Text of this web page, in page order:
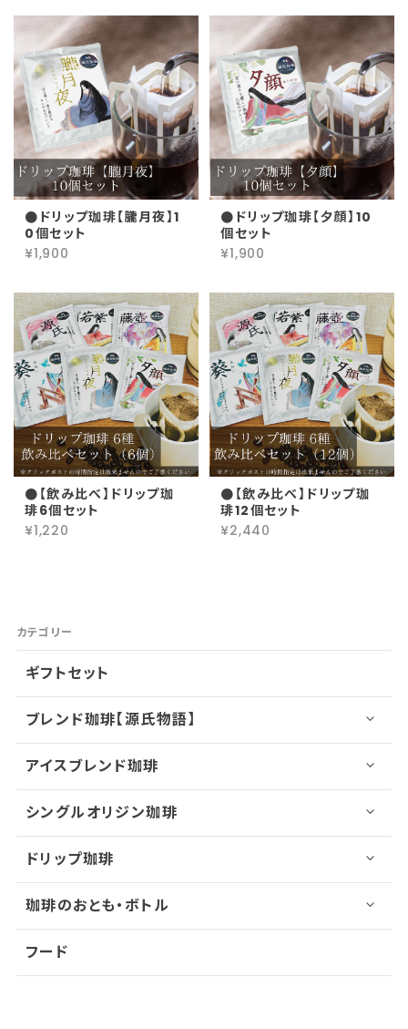
●ドリップ珈琲【朧月夜】1
0個セット
¥1,900
●ドリップ珈琲【夕顔】10
個セット
¥1,900
●【飲み比べ】ドリップ珈
琲6個セット
¥1,220
●【飲み比べ】ドリップ珈
琲12個セット
¥2,440
カテゴリー
ギフトセット
ブレンド珈琲【源氏物語】
アイスブレンド珈琲
シングルオリジン珈琲
ドリップ珈琲
珈琲のおとも・ボトル
フード